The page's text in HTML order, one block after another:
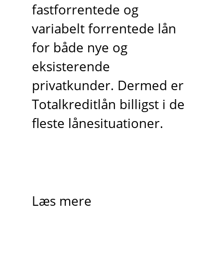
fastforrentede og
variabelt forrentede lån
for både nye og
eksisterende
privatkunder. Dermed er
Totalkreditlån billigst i de
fleste lånesituationer.
Læs mere